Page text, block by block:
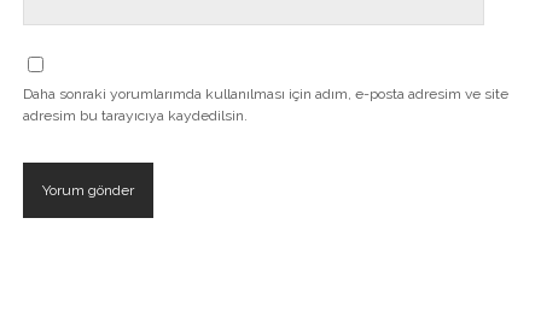
Daha sonraki yorumlarımda kullanılması için adım, e-posta adresim ve site
adresim bu tarayıcıya kaydedilsin.